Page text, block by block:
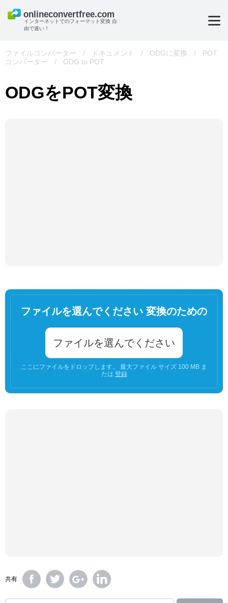
インターネットでのフォーマット変換 自
由で速い！
ファイルコンバーター / ドキュメント / ODGに変換 /
POT
コンバーター
/ ODG to POT
ODGをPOT変換
ファイルを選んでください 変換のための
ファイルを選んでください
ここにファイルをドロップします。 最大ファイル サイズ 100 MB ま
たは 登録
共有